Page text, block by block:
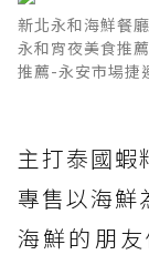
新北永和海鮮餐
永和宵夜美食推
推薦-永安市場
主打泰國蝦
專售以海鮮
海鮮的朋